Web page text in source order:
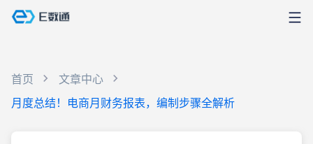
首页
文章中心
月度总结！电商月财务报表，编制步骤全解析